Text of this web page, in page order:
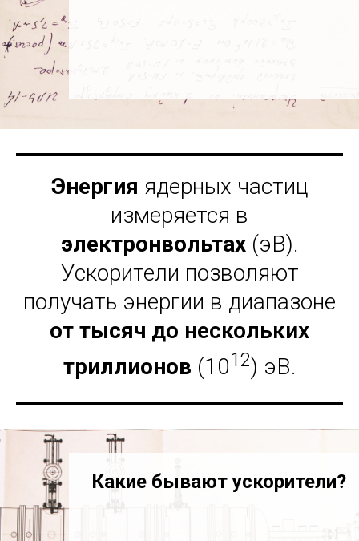
Энергия ядерных частиц
измеряется в
электронвольтах (эВ).
Ускорители позволяют
получать энергии в диапазоне
от тысяч до нескольких
триллионов (1012) эВ.
Какие бывают ускорители?